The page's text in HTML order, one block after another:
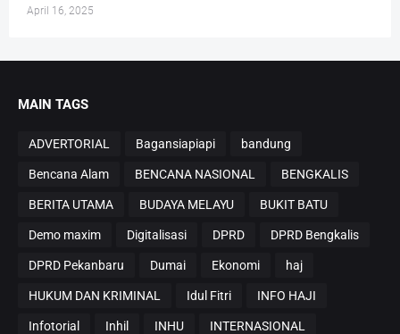
April 16, 2025
MAIN TAGS
ADVERTORIAL Bagansiapiapi bandung
Bencana Alam BENCANA NASIONAL BENGKALIS
BERITA UTAMA BUDAYA MELAYU BUKIT BATU
Demo maxim Digitalisasi DPRD DPRD Bengkalis
DPRD Pekanbaru Dumai Ekonomi haj
HUKUM DAN KRIMINAL Idul Fitri INFO HAJI
Infotorial Inhil INHU INTERNASIONAL